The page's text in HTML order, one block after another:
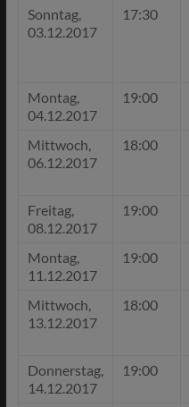
Sonntag,
03.12.2017
17:30
Montag,
04.12.2017
19:00
Mittwoch,
06.12.2017
18:00
Freitag,
08.12.2017
19:00
Montag,
11.12.2017
19:00
Mittwoch,
13.12.2017
18:00
Donnerstag,
14.12.2017
19:00